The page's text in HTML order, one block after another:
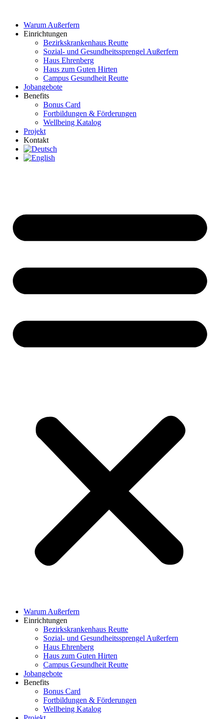
wechselnWarum Außerfern
Einrichtungen
Bezirkskrankenhaus Reutte
Sozial- und Gesundheitssprengel Außerfern
Haus Ehrenberg
Haus zum Guten Hirten
Campus Gesundheit Reutte
Jobangebote
Benefits
Bonus Card
Fortbildungen & Förderungen
Wellbeing Katalog
Projekt
Kontakt
Warum Außerfern
Einrichtungen
Bezirkskrankenhaus Reutte
Sozial- und Gesundheitssprengel Außerfern
Haus Ehrenberg
Haus zum Guten Hirten
Campus Gesundheit Reutte
Jobangebote
Benefits
Bonus Card
Fortbildungen & Förderungen
Wellbeing Katalog